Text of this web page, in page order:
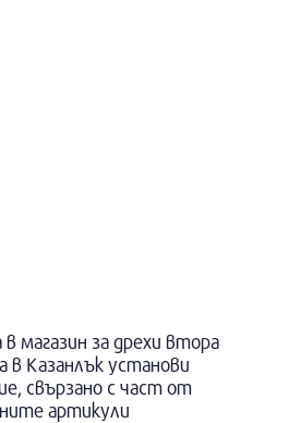
в магазин за дрехи втора
в Казанлък установи
свързано с част от
артикули